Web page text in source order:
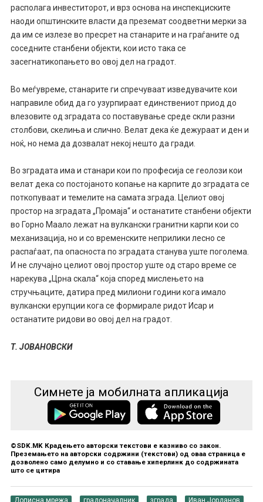
располага инвеститорот, и врз основа на инспекциските
наоди општинските власти да преземат соодветни мерки за
да им се излезе во пресрет на станарите и на граѓаните од
соседните станбени објекти, кои исто така се
засегнатикопањето во овој дел на градот.
Во меѓувреме, станарите ги спречуваат изведувачите кои
направиле обид да го узурпираат единствениот приод до
влезовите од зградата со поставување среде скли разни
столбови, скелиња и слично. Велат дека ќе дежураат и ден и
ноќ, но нема да дозвалат некој нешто да гради.
Во зградата има и станари кои по професија се геолози кои
велат дека со постојаното копање на карпите до зградата се
поткопуваат и темелите на самата зграда. Целиот овој
простор на зградата „Промаја“ и останатите станбени објекти
во Горно Маало лежат на вулкански гранитни карпи кои со
механизација, но и со временските неприлики лесно се
распаѓаат, па опасноста по зградата станува уште поголема.
И не случајно целиот овој простор уште од старо време се
нарекува „Црна скала“ која според мислењето на
стручњаците, датира пред милиони години кога имало
вулкански ерупции кога се формирале ридот Исар и
останатите ридови во овој дел на градот.
Т. ЈОВАНОВСКИ
Симнете ја мобилната апликација
©SDK.MK Крадењето авторски текстови е казниво со закон.
Преземањето на авторски содржини (текстови) од оваа страница е
дозволено само делумно и со ставање хиперлинк до содржината
што се цитира
Дописна мрежа градоначалник зграда Иван Јорданов